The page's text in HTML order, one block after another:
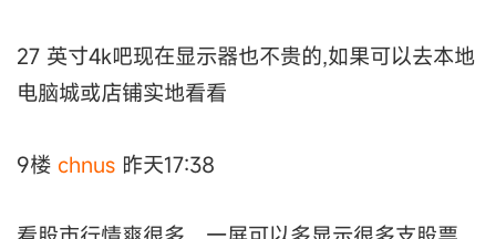
27 英寸4k吧现在显示器也不贵的,如果可以去本地
电脑城或店铺实地看看
9楼 chnus 昨天17:38